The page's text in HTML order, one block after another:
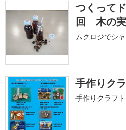
つくって
回 木の実
ムクロジでシ
手作りク
手作りクラフ